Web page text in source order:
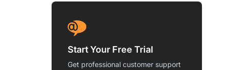
Start Your Free Trial
Get professional customer support